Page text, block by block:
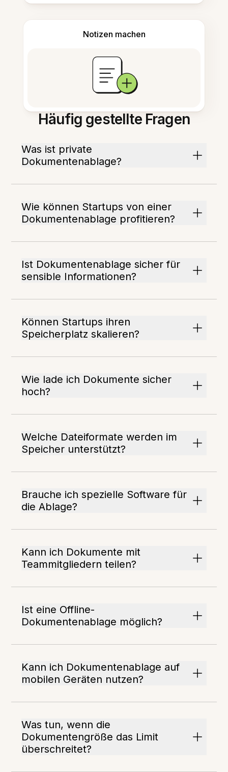
Notizen machen
Häufig gestellte Fragen
Was ist private
Dokumentenablage?
Wie können Startups von einer
Dokumentenablage profitieren?
Ist Dokumentenablage sicher für
sensible Informationen?
Können Startups ihren
Speicherplatz skalieren?
Wie lade ich Dokumente sicher
hoch?
Welche Dateiformate werden im
Speicher unterstützt?
Brauche ich spezielle Software für
die Ablage?
Kann ich Dokumente mit
Teammitgliedern teilen?
Ist eine Offline-
Dokumentenablage möglich?
Kann ich Dokumentenablage auf
mobilen Geräten nutzen?
Was tun, wenn die
Dokumentengröße das Limit
überschreitet?